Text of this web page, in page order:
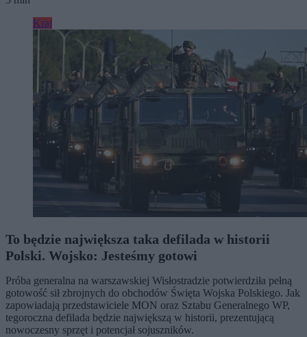
Kraj
To będzie największa taka defilada w historii
Polski. Wojsko: Jesteśmy gotowi
Próba generalna na warszawskiej Wisłostradzie potwierdziła pełną
gotowość sił zbrojnych do obchodów Święta Wojska Polskiego. Jak
zapowiadają przedstawiciele MON oraz Sztabu Generalnego WP,
tegoroczna defilada będzie największą w historii, prezentującą
nowoczesny sprzęt i potencjał sojuszników.